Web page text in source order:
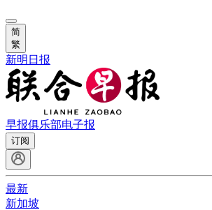
简
繁
新明日报
早报俱乐部电子报
订阅
最新
新加坡